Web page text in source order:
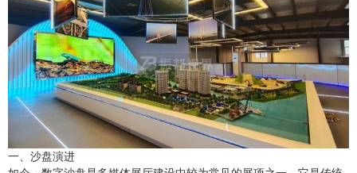
一、沙盘演进